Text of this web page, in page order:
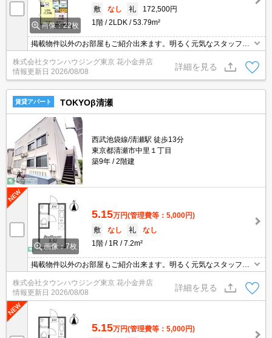
画像：22枚
敷
なし 礼
172,500円
1階
2LDK 53.79m²
掲載物件以外のお部屋もご紹介出来ます。明るく元気なスタッフが
丁寧にご対応させていただきます。オンラインで見学・接客可能で
す！お気軽にお問い合わせ下さい☆★
株式会社タウンハウジング東京 花小金井店
情報更新日 2026/08/08
詳細を見る
賃貸アパート TOKYOβ清瀬
西武池袋線/清瀬駅 徒歩13分
東京都清瀬市中里１丁目
築9年
2階建
画像：7枚
5.15万円(管理費等：5,000円)
敷
なし 礼
なし
1階
1R 7.2m²
掲載物件以外のお部屋もご紹介出来ます。明るく元気なスタッフが
丁寧にご対応させていただきます。オンラインで見学・接客可能で
す！お気軽にお問い合わせ下さい☆★
株式会社タウンハウジング東京 花小金井店
情報更新日 2026/08/08
詳細を見る
5.15万円(管理費等：5,000円)